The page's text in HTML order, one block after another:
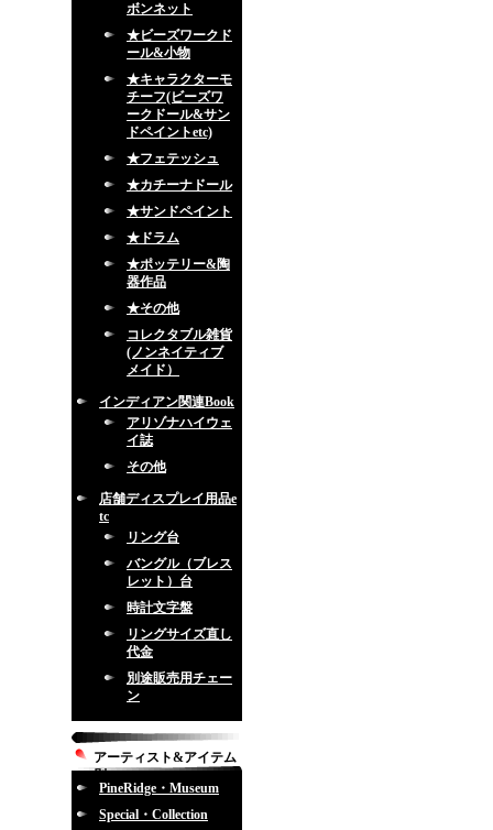
ボンネット
★ビーズワークド
ール&小物
★キャラクターモ
チーフ(ビーズワ
ークドール&サン
ドペイントetc)
★フェテッシュ
★カチーナドール
★サンドペイント
★ドラム
★ポッテリー&陶
器作品
★その他
コレクタブル雑貨
(ノンネイティブ
メイド）
インディアン関連Book
アリゾナハイウェ
イ誌
その他
店舗ディスプレイ用品e
tc
リング台
バングル（ブレス
レット）台
時計文字盤
リングサイズ直し
代金
別途販売用チェー
ン
アーティスト&アイテム
別
PineRidge・Museum
Special・Collection